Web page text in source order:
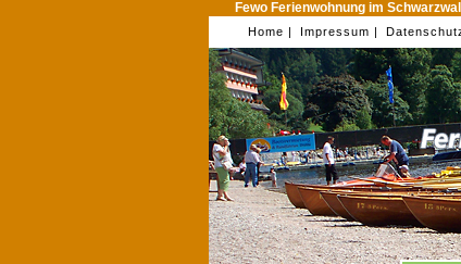
Fewo Ferienwohnung im
Home | Impressum |